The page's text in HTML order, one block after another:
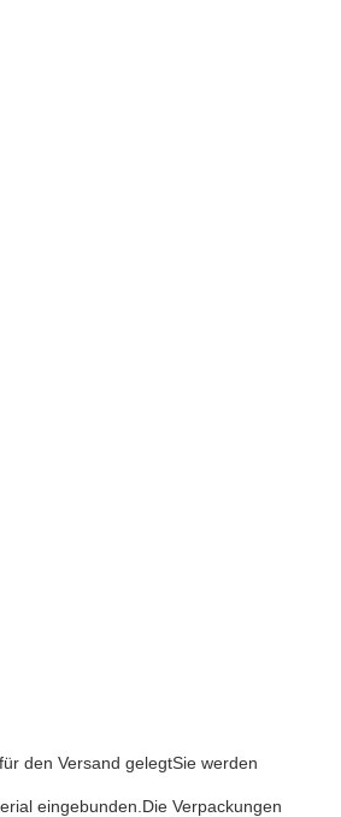
den Versand gelegtSie werden
eingebunden.Die Verpackungen